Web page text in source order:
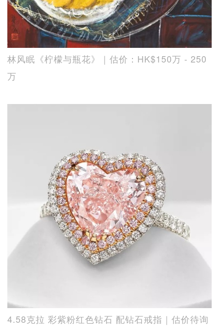
林风眠《柠檬与瓶花》｜估价：HK$150万 - 250
万
4.58克拉 彩紫粉红色钻石 配钻石戒指｜估价待询